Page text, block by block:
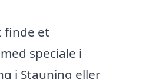
finde et
speciale i
i Stauning eller